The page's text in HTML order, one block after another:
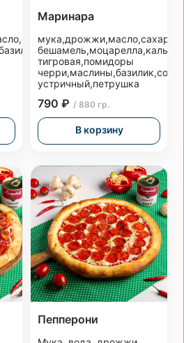
Маринара
тигровая,помидоры
черри,маслины,базилик,соус
устричный,петрушка
790 ₽ / 880 гр.
В корзину
Пепперони